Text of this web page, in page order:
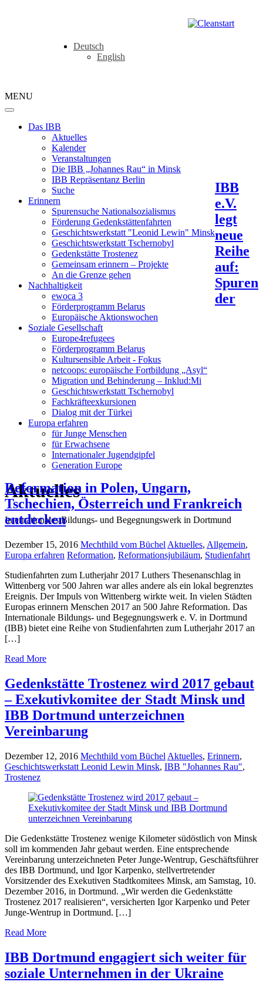
Deutsch
English
MENU
Das IBB
Aktuelles
Kalender
Veranstaltungen
Die IBB „Johannes Rau“ in Minsk
IBB Repräsentanz Berlin
Suche
Erinnern
Spurensuche Nationalsozialismus
Förderung Gedenkstättenfahrten
Geschichtswerkstatt "Leonid Lewin" Minsk
Geschichtswerkstatt Tschernobyl
Gedenkstätte Trostenez
Gemeinsam erinnern – Projekte
An die Grenze gehen
Nachhaltigkeit
ewoca 3
Förderprogramm Belarus
Europäische Aktionswochen
Soziale Gesellschaft
Europe4refugees
Förderprogramm Belarus
Kultursensible Arbeit - Fokus
netcoops: europäische Fortbildung „Asyl“
Migration und Behinderung – Inklud:Mi
Geschichtswerkstatt Tschernobyl
Fachkräfteexkursionen
Dialog mit der Türkei
Europa erfahren
für Junge Menschen
für Erwachsene
Internationaler Jugendgipfel
Generation Europe
Aktuelles
Internationales Bildungs- und Begegnungswerk in Dortmund
IBB
e.V.
legt
neue
Reihe
auf:
Spuren
der
Reformation in Polen, Ungarn,
Tschechien, Österreich und Frankreich
entdecken
Dezember 15, 2016 Mechthild vom Büchel Aktuelles, Allgemein,
Europa erfahren Reformation, Reformationsjubiläum, Studienfahrt
Studienfahrten zum Lutherjahr 2017 Luthers Thesenanschlag in
Wittenberg vor 500 Jahren war alles andere als ein lokal begrenztes
Ereignis. Der Impuls von Wittenberg wirkte weit. In vielen Städten
Europas erinnern Menschen 2017 an 500 Jahre Reformation. Das
Internationale Bildungs- und Begegnungswerk e. V. in Dortmund
(IBB) bietet eine Reihe von Studienfahrten zum Lutherjahr 2017 an
[…]
Read More
Gedenkstätte Trostenez wird 2017 gebaut
– Exekutivkomitee der Stadt Minsk und
IBB Dortmund unterzeichnen
Vereinbarung
Dezember 12, 2016 Mechthild vom Büchel Aktuelles, Erinnern,
Geschichtswerkstatt Leonid Lewin Minsk, IBB "Johannes Rau",
Trostenez
Die Gedenkstätte Trostenez wenige Kilometer südöstlich von Minsk
soll im kommenden Jahr gebaut werden. Eine entsprechende
Vereinbarung unterzeichneten Peter Junge-Wentrup, Geschäftsführer
des IBB Dortmund, und Igor Karpenko, stellvertretender
Vorsitzender des Exekutiven Stadtkomitees Minsk, am Samstag, 10.
Dezember 2016, in Dortmund. „Wir werden die Gedenkstätte
Trostenez 2017 realisieren“, versicherten Igor Karpenko und Peter
Junge-Wentrup in Dortmund. […]
Read More
IBB Dortmund engagiert sich weiter für
soziale Unternehmen in der Ukraine